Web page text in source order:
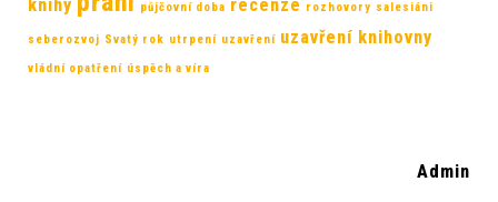
knihy
půjčovní doba recenze rozhovory salesiáni
seberozvoj Svatý rok utrpení uzavření uzavření knihovny
vládní opatření úspěch a víra
Admin